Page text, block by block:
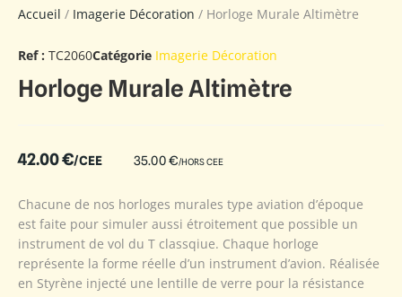
Accueil / Imagerie Décoration / Horloge Murale Altimètre
Ref : TC2060Catégorie Imagerie Décoration
Horloge Murale Altimètre
42.00€/CEE 35.00€/HORS CEE
Chacune de nos horloges murales type aviation d’époque
est faite pour simuler aussi étroitement que possible un
instrument de vol du T classqiue. Chaque horloge
représente la forme réelle d’un instrument d’avion. Réalisée
en Styrène injecté une lentille de verre pour la résistance